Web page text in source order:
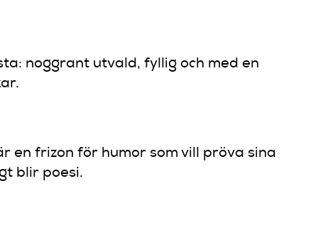
noggrant utvald, fyllig och med en
en frizon för humor som vill pröva sina
blir poesi.